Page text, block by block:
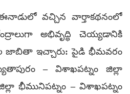
వచ్చిన వార్తాకథనంలో
అభివృద్ధి చెయ్యడానికి
జాబితా ఇచ్చారు: పైడి భీమవరం
– విశాఖపట్నం జిల్లా
భీమునిపట్నం – విశాఖపట్నం